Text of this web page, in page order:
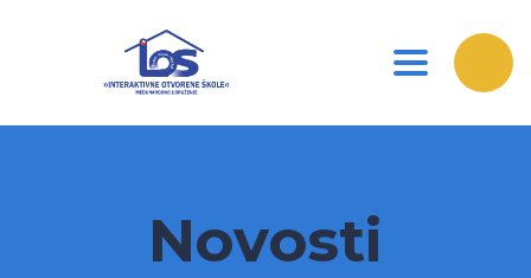
Toggle
Novosti